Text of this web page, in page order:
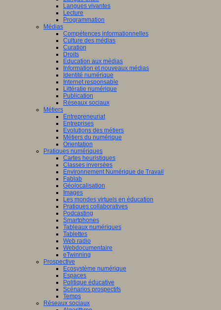
Langues vivantes
Lecture
Programmation
Médias
Compétences informationnelles
Culture des médias
Curation
Droits
Education aux médias
Information et nouveaux médias
Identité numérique
Internet responsable
Littératie numérique
Publication
Réseaux sociaux
Métiers
Entrepreneuriat
Entreprises
Evolutions des métiers
Métiers du numérique
Orientation
Pratiques numériques
Cartes heuristiques
Classes inversées
Environnement Numérique de Travail
Fablab
Géolocalisation
Images
Les mondes virtuels en éducation
Pratiques collaboratives
Podcasting
Smartphones
Tableaux numériques
Tablettes
Web radio
Webdocumentaire
eTwinning
Prospective
Ecosystème numérique
Espaces
Politique éducative
Scénarios prospectifs
Temps
Réseaux sociaux